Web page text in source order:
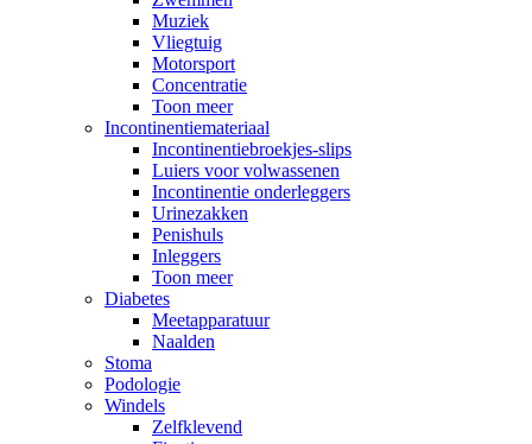
Muziek
Vliegtuig
Motorsport
Concentratie
Toon meer
Incontinentiemateriaal
Incontinentiebroekjes-slips
Luiers voor volwassenen
Incontinentie onderleggers
Urinezakken
Penishuls
Inleggers
Toon meer
Diabetes
Meetapparatuur
Naalden
Stoma
Podologie
Windels
Zelfklevend